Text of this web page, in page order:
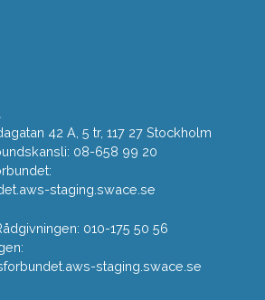
42 A, 5 tr, 117 27 Stockholm
08-658 99 20
staging.swace.se
010-175 50 56
staging.swace.se